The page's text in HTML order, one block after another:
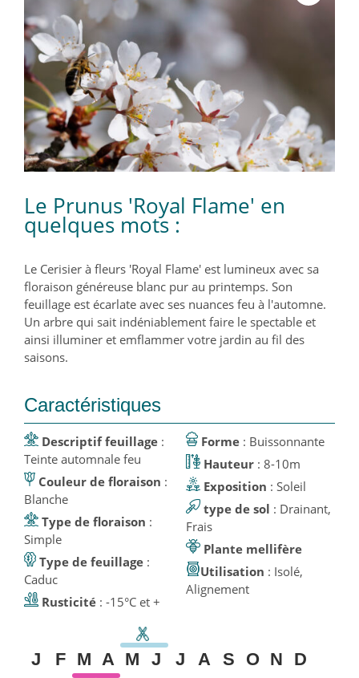
Le Prunus 'Royal Flame' en
quelques mots :
Le Cerisier à fleurs 'Royal Flame' est lumineux avec sa
floraison généreuse blanc pur au printemps. Son
feuillage est écarlate avec ses nuances feu à l'automne.
Un arbre qui sait indéniablement faire le spectable et
ainsi illuminer et emflammer votre jardin au fil des
saisons.
Caractéristiques
Descriptif feuillage :
Teinte automnale feu
Couleur de floraison :
Blanche
Type de floraison :
Simple
Type de feuillage :
Caduc
Rusticité : -15°C et +
Forme
: Buissonnante
Hauteur: 8-10m
Exposition
: Soleil
type de sol : Drainant,
Frais
Plante mellifère
Utilisation : Isolé,
Alignement
J F M A M J J A S O N D